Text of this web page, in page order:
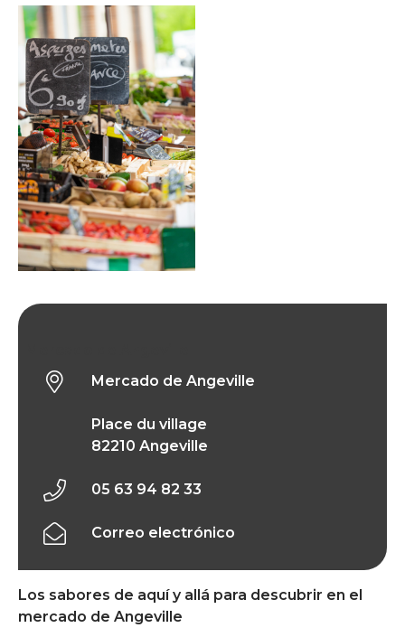
Los sabores de aquí y allá para descubrir en el
mercado de Angeville
Mercado de Angeville
Place du village
82210 Angeville
05 63 94 82 33
Correo electrónico